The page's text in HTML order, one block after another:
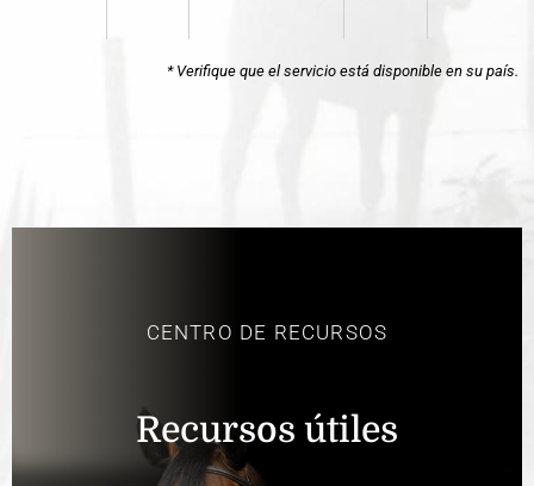
* Verifique que el servicio está disponible en su país.
CENTRO DE RECURSOS
Recursos útiles